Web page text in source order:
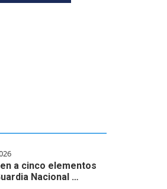
a cinco elementos
Nacional …